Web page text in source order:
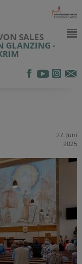
SALES
GLANZING -
27. Juni
2025